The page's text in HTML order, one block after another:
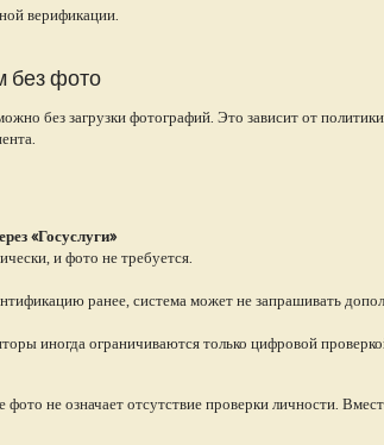
верификации.
без фото
без загрузки фотографий. Это зависит от
«Госуслуги»
и фото не требуется.
ранее, система может не запрашивать
иногда ограничиваются только цифровой
не означает отсутствие проверки личности.